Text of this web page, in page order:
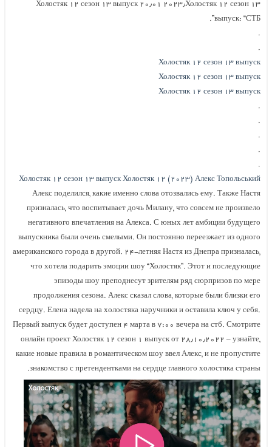
Холостяк ۱۲ сезон ۱۳ выпуск ۲۰٫۰۱ ۲۰۲۳٫Холостяк ۱۲ сезон ۱۳
выпуск: “СТБ”.
.
.
Холостяк ۱۲ сезон ۱۳ выпуск
Холостяк ۱۲ сезон ۱۳ выпуск
Холостяк ۱۲ сезон ۱۳ выпуск
.
.
.
.
.
Холостяк ۱۲ сезон ۱۳ выпуск Холостяк ۱۲ (۲۰۲۳) Алекс Топольський
Алекс поделился, какие именно слова отозвались ему. Также Настя
призналась, что воспитывает дочь Милану, что совсем не произвело
негативного впечатления на Алекса. С юных лет амбиции будущего
выпускника были очень смелыми. Он постоянно переезжает из одного
американского города в другой. ۲۴-летняя Настя из Днепра призналась,
что хотела подарить эмоции шоу “Холостяк”. Этот и последующие
эпизоды шоу преподнесут зрителям ряд сюрпризов по мере
продолжения сезона. Алекс сказал слова, которые были близки его
сердцу. Елена надела на холостяка наручники и оставила ключ у себя.
Первый выпуск будет доступен ۴ марта в ۷:۰۰ вечера на стб. Смотрите
онлайн проект Холостяк ۱۲ сезон ۱ выпуск от ۲۸٫۱۰٫۲۰۲۲ – узнайте,
какие новые правила в романтическом шоу ввел Алекс, и не пропустите
знакомство с претендентками на сердце главного холостяка страны.